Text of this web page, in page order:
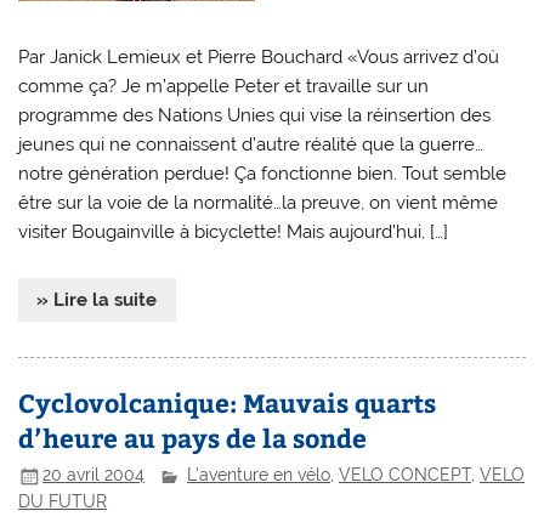
Par Janick Lemieux et Pierre Bouchard «Vous arrivez d’où
comme ça? Je m’appelle Peter et travaille sur un
programme des Nations Unies qui vise la réinsertion des
jeunes qui ne connaissent d’autre réalité que la guerre…
notre génération perdue! Ça fonctionne bien. Tout semble
être sur la voie de la normalité…la preuve, on vient même
visiter Bougainville à bicyclette! Mais aujourd’hui, […]
» Lire la suite
Cyclovolcanique: Mauvais quarts
d’heure au pays de la sonde
20 avril 2004 L'aventure en vélo ,VELO CONCEPT,VELO
DU FUTUR